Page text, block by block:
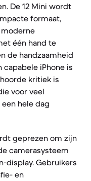
De 12 Mini wordt
formaat,
één hand te
de handzaamheid
iPhone is
kritiek is
voor veel
hele dag
geprezen om zijn
camerasysteem
display. Gebruikers
en